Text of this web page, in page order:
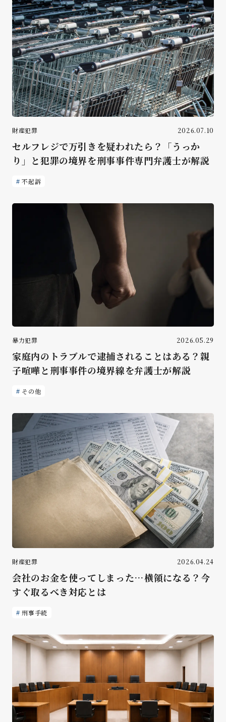
財産犯罪 2026.07.10
セルフレジで万引きを疑われたら？「うっか
り」と犯罪の境界を刑事事件専門弁護士が解説
不起訴
暴力犯罪 2026.05.29
家庭内のトラブルで逮捕されることはある？親
子喧嘩と刑事事件の境界線を弁護士が解説
その他
財産犯罪 2026.04.24
会社のお金を使ってしまった…横領になる？今
すぐ取るべき対応とは
刑事手続